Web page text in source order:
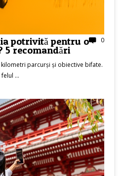
0
potrivită pentru o
5 recomandări
parcurși și obiective bifate.
...